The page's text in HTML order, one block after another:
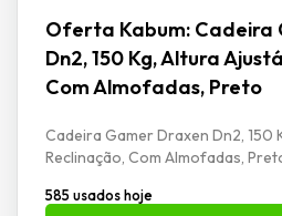
Oferta Kabum: Cadeira
Dn2, 150 Kg, Altura
Com Almofadas, Preto
Cadeira Gamer Draxen Dn2, 150
Reclinação, Com Almofadas,
585 usados hoje